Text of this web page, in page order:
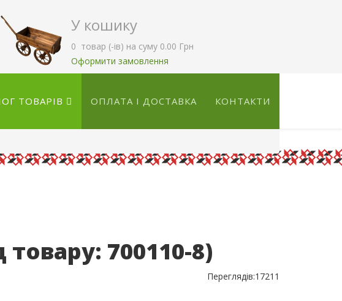
У кошику
0 товар (-ів) на суму 0.00 Грн
Оформити замовлення
ТОВАРІВ ОПЛАТА І ДОСТАВКА КОНТАКТИ
товару: 700110-8)
Переглядів:17211